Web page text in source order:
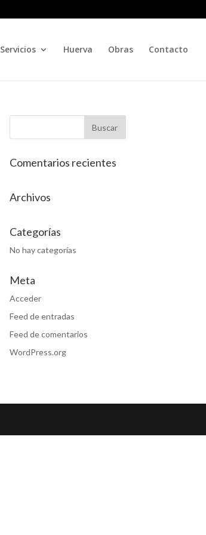
Servicios Huerva Obras Contacto
Comentarios recientes
Archivos
Categorías
No hay categorías
Meta
Acceder
Feed de entradas
Feed de comentarios
WordPress.org